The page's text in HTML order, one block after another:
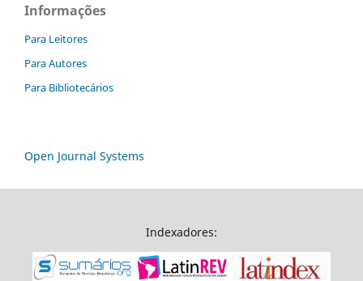
Informações
Para Leitores
Para Autores
Para Bibliotecários
Open Journal Systems
Indexadores: